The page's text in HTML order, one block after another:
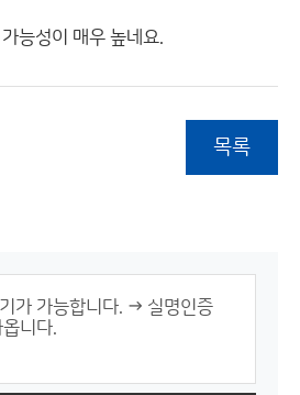
능성이 매우 높네요.
목록